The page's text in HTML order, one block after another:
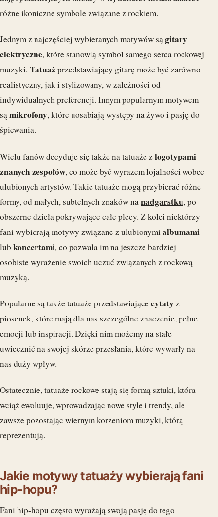
różne ikoniczne symbole związane z rockiem.
Jednym z najczęściej wybieranych motywów sągitary
elektryczne, które stanowią symbol samego serca rockowej
muzyki. Tatuażprzedstawiający gitarę może być zarówno
realistyczny, jak i stylizowany, w zależności od
indywidualnych preferencji. Innym popularnym motywem
sąmikrofony, które uosabiają występy na żywo i pasję do
śpiewania.
Wielu fanów decyduje się także na tatuaże zlogotypami
znanych zespołów, co może być wyrazem lojalności wobec
ulubionych artystów. Takie tatuaże mogą przybierać różne
formy, od małych, subtelnych znaków nanadgarstku, po
obszerne dzieła pokrywające całe plecy. Z kolei niektórzy
fani wybierają motywy związane z ulubionymi albumami
lub koncertami, co pozwala im na jeszcze bardziej
osobiste wyrażenie swoich uczuć związanych z rockową
muzyką.
Popularne są także tatuaże przedstawiającecytatyz
piosenek, które mają dla nas szczególne znaczenie, pełne
emocji lub inspiracji. Dzięki nim możemy na stałe
uwiecznić na swojej skórze przesłania, które wywarły na
nas duży wpływ.
Ostatecznie, tatuaże rockowe stają się formą sztuki, która
wciąż ewoluuje, wprowadzając nowe style i trendy, ale
zawsze pozostając wiernym korzeniom muzyki, którą
reprezentują.
Jakie motywy tatuaży wybierają fani
hip-hopu?
Fani hip-hopu często wyrażają swoją pasję do tego